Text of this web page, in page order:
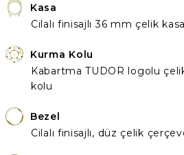
Kasa
Cilalı finisajlı 36 mm çelik kasa
Kurma Kolu
Kabartma TUDOR logolu
kolu
Bezel
Cilalı finisajlı, düz çelik